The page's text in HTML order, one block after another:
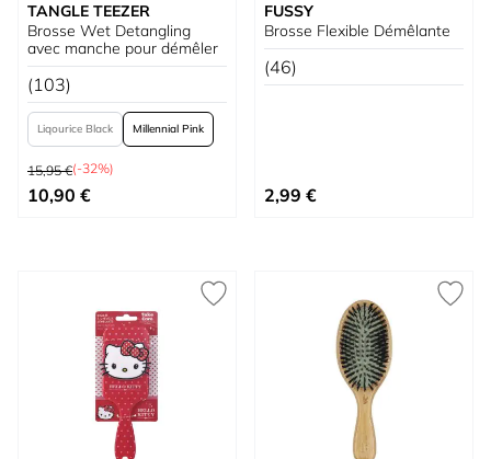
TANGLE TEEZER
Brosse Wet Detangling
avec manche pour démêler
(103)
Liqourice Black Millennial Pink
Prix normal
15,95 €(-32%)
À partir de
10,90 €
FUSSY
Brosse Flexible Démêlante
(46)
2,99 €